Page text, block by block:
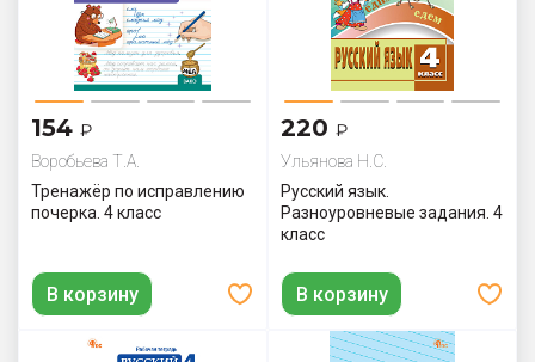
154 ₽
Воробьева Т.А.
Тренажёр по исправлению
почерка. 4 класс
В корзину
220 ₽
Ульянова Н.С.
Русский язык.
Разноуровневые задания. 4
класс
В корзину